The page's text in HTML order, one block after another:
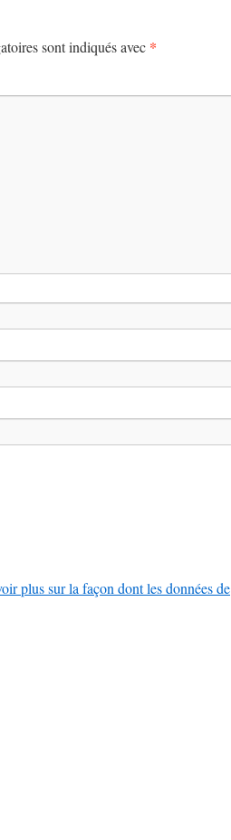
sont indiqués avec *
plus sur la façon dont les données de